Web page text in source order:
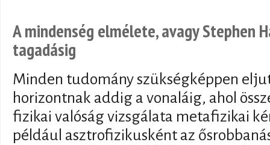
A mindenség elmélete, avagy Stephen
tagadásig
Minden tudomány szükségképpen
horizontnak addig a vonaláig, ahol
fizikai valóság vizsgálata metafizikai
például asztrofizikusként az